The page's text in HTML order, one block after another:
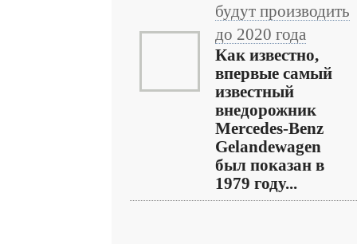
будут производить
до 2020 года
Как известно,
впервые самый
известный
внедорожник
Mercedes-Benz
Gelandewagen
был показан в
1979 году...